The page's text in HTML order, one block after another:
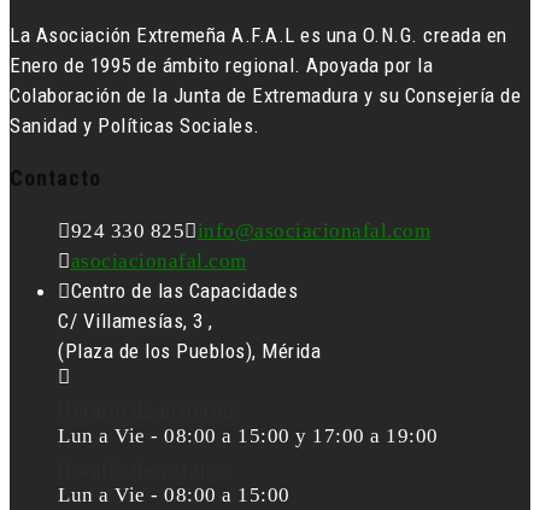
La Asociación Extremeña A.F.A.L es una O.N.G. creada en
Enero de 1995 de ámbito regional. Apoyada por la
Colaboración de la Junta de Extremadura y su Consejería de
Sanidad y Políticas Sociales.
Contacto
924 330 825
info@asociacionafal.com
asociacionafal.com
Centro de las Capacidades
C/ Villamesías, 3 ,
(Plaza de los Pueblos), Mérida
Lun a Vie - 08:00 a 15:00 y 17:00 a 19:00
Lun a Vie - 08:00 a 15:00